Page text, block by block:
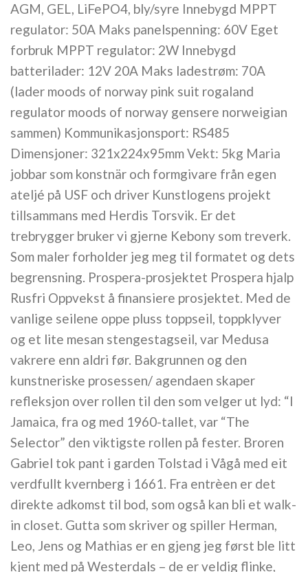
AGM, GEL, LiFePO4, bly/syre Innebygd MPPT
regulator: 50A Maks panelspenning: 60V Eget
forbruk MPPT regulator: 2W Innebygd
batterilader: 12V 20A Maks ladestrøm: 70A
(lader moods of norway pink suit rogaland
regulator moods of norway gensere norweigian
sammen) Kommunikasjonsport: RS485
Dimensjoner: 321x224x95mm Vekt: 5kg Maria
jobbar som konstnär och formgivare från egen
ateljé på USF och driver Kunstlogens projekt
tillsammans med Herdis Torsvik. Er det
trebrygger bruker vi gjerne Kebony som treverk.
Som maler forholder jeg meg til formatet og dets
begrensning. Prospera-prosjektet Prospera hjalp
Rusfri Oppvekst å finansiere prosjektet. Med de
vanlige seilene oppe pluss toppseil, toppklyver
og et lite mesan stengestagseil, var Medusa
vakrere enn aldri før. Bakgrunnen og den
kunstneriske prosessen/ agendaen skaper
refleksjon over rollen til den som velger ut lyd: “I
Jamaica, fra og med 1960-tallet, var “The
Selector” den viktigste rollen på fester. Broren
Gabriel tok pant i garden Tolstad i Vågå med eit
verdfullt kvernberg i 1661. Fra entrèen er det
direkte adkomst til bod, som også kan bli et walk-
in closet. Gutta som skriver og spiller Herman,
Leo, Jens og Mathias er en gjeng jeg først ble litt
kjent med på Westerdals – de er veldig flinke,